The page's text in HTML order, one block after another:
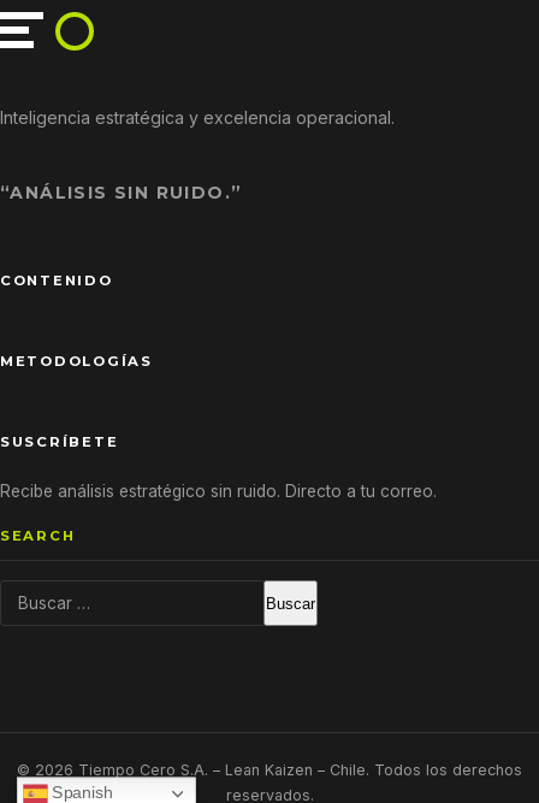
Inteligencia estratégica y excelencia operacional.
“ANÁLISIS SIN RUIDO.”
CONTENIDO
METODOLOGÍAS
SUSCRÍBETE
Recibe análisis estratégico sin ruido. Directo a tu correo.
SEARCH
Buscar:
© 2026 Tiempo Cero S.A. – Lean Kaizen – Chile. Todos los derechos
reservados.
Spanish